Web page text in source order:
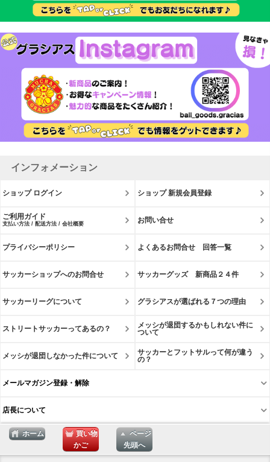
インフォメーション
ショップ ログイン ショップ 新規会員登録
ご利用ガイド
支払い方法 / 配送方法 / 会社概要 お問い合せ
プライバシーポリシー よくあるお問合せ 回答一覧
サッカーショップへのお問合せ サッカーグッズ 新商品２４件
サッカーリーグについて グラシアスが選ばれる７つの理由
ストリートサッカーってあるの？
メッシが退団するかもしれない件に
ついて
メッシが退団しなかった件について
サッカーとフットサルって何が違う
の？
メールマガジン登録・解除
店長について
ホーム
買い物
かご
ページ
先頭へ